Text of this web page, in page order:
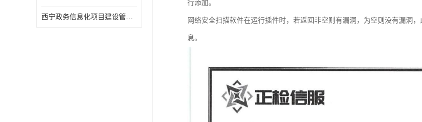
西宁政务信息化项目建设管理办法报告
行添加。
网络安全扫描软件在运行插件时，若返回非空则有漏洞，为空则没有漏洞
息。